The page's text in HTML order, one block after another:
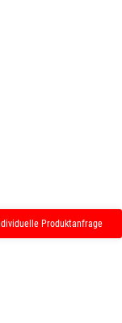
Produktanfrage
mit